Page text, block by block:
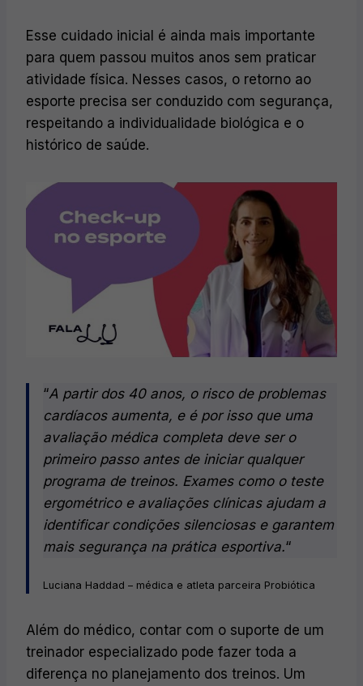
Esse cuidado inicial é ainda mais importante
para quem passou muitos anos sem praticar
atividade física. Nesses casos, o retorno ao
esporte precisa ser conduzido com segurança,
respeitando a individualidade biológica e o
histórico de saúde.
“A partir dos 40 anos, o risco de problemas
cardíacos aumenta, e é por isso que uma
avaliação médica completa deve ser o
primeiro passo antes de iniciar qualquer
programa de treinos. Exames como o teste
ergométrico e avaliações clínicas ajudam a
identificar condições silenciosas e garantem
mais segurança na prática esportiva.“
Luciana Haddad – médica e atleta parceira Probiótica
Além do médico, contar com o suporte de um
treinador especializado pode fazer toda a
diferença no planejamento dos treinos. Um